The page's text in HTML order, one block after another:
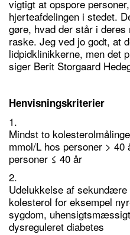
vigtigt at opspore
hjerteafdelingen i stedet.
gøre, hvad der står i
raske. Jeg ved jo godt, at
lidpidklinikkerne, men det
siger Berit Storgaard
Henvisningskriterier
1.
Mindst to
mmol/L hos personer >
personer ≤ 40 år
2.
Udelukkelse af
kolesterol for eksempel
sygdom,
dysreguleret diabetes